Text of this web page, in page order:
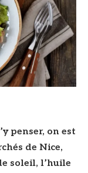
penser, on est
de Nice,
soleil, l’huile